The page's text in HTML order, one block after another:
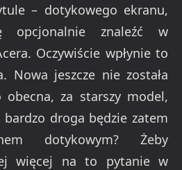
– dotykowego ekranu,
opcjonalnie znaleźć w
Oczywiście wpłynie to
Nowa jeszcze nie została
za starszy model,
droga będzie zatem
dotykowym? Żeby
więcej na to pytanie w